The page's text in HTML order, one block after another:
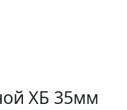
ХБ 35мм